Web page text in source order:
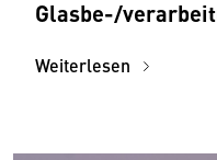
Glasbe-/
Weiterlesen